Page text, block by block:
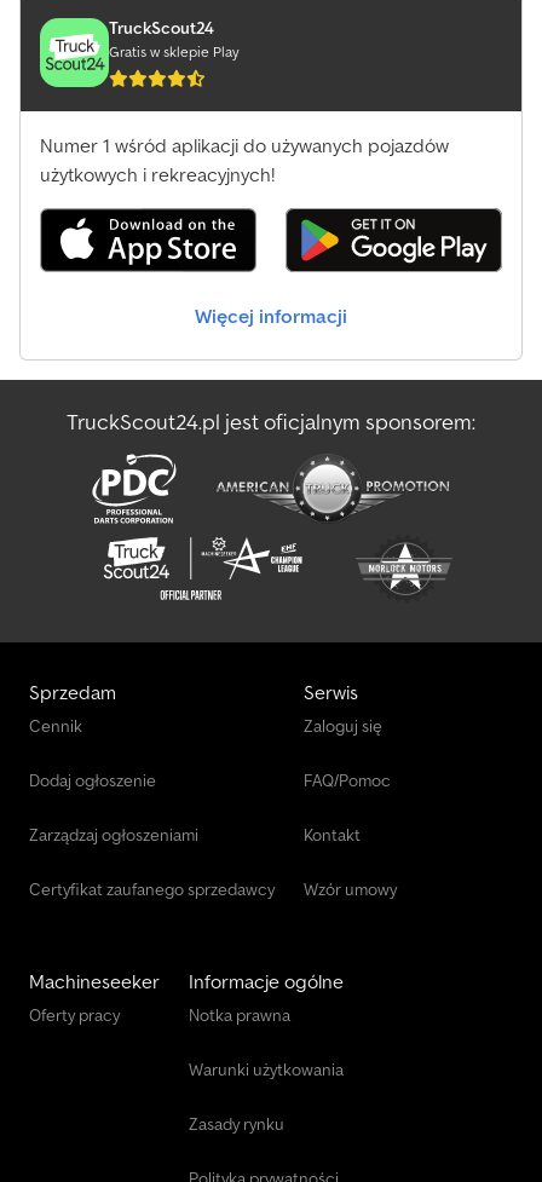
TruckScout24
Gratis w sklepie Play
Numer 1 wśród aplikacji do używanych pojazdów
użytkowych i rekreacyjnych!
Więcej informacji
TruckScout24.pl jest oficjalnym sponsorem:
Sprzedam
Cennik
Dodaj ogłoszenie
Zarządzaj ogłoszeniami
Certyfikat zaufanego sprzedawcy
Serwis
Zaloguj się
FAQ/Pomoc
Kontakt
Wzór umowy
Machineseeker
Oferty pracy
Informacje ogólne
Notka prawna
Warunki użytkowania
Zasady rynku